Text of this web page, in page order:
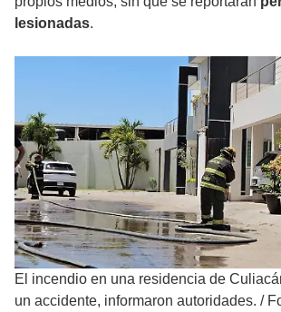
lesionadas.
El incendio en una residencia de
un accidente, informaron autoridades. /